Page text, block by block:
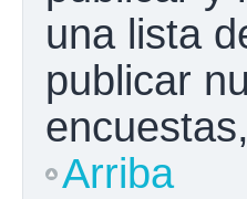
una lista
publicar
Arriba